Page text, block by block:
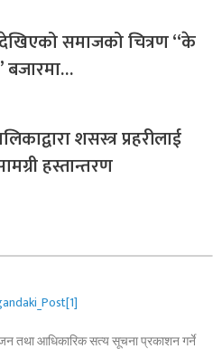
समाजको चित्रण “के
बजारमा…
शसस्त्र प्रहरीलाई
हस्तान्तरण
तथा आधिकारिक सत्य सूचना प्रकाशन गर्ने